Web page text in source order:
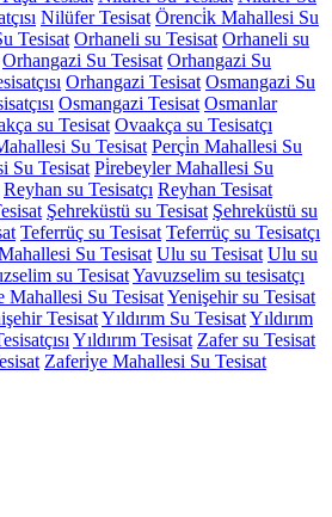
Nilüfer Tesisat Örenci̇k Mahallesi Su
Tesisat Orhaneli su Tesisat Orhaneli su
Orhangazi Su Tesisat Orhangazi Su
Orhangazi Tesisat Osmangazi Su
Osmangazi Tesisat Osmanlar
su Tesisat Ovaakça su Tesisatçı
Su Tesisat Perçi̇n Mahallesi Su
Su Tesisat Pi̇rebeyler Mahallesi Su
Reyhan su Tesisatçı Reyhan Tesisat
Şehreküstü su Tesisat Şehreküstü su
Teferrüç su Tesisat Teferrüç su Tesisatçı
Su Tesisat Ulu su Tesisat Ulu su
su TesisatYavuzselim su tesisatçı
Mahallesi Su TesisatYenişehir su Tesisat
TesisatYıldırım Su TesisatYıldırım
Yıldırım Tesisat Zafer su Tesisat
Zaferi̇ye Mahallesi Su Tesisat